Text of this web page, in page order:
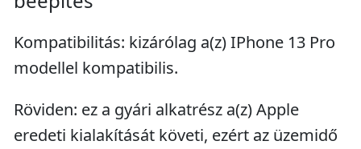
Kompatibilitás: kizárólag a(z) IPhone 13 Pro
modellel kompatibilis.
Röviden: ez a gyári alkatrész a(z) Apple
eredeti kialakítását követi, ezért az üzemidő